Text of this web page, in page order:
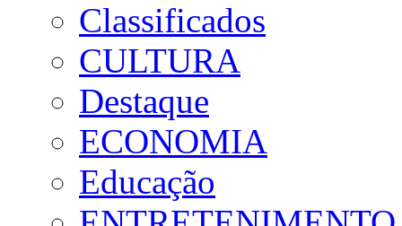
Classificados
CULTURA
Destaque
ECONOMIA
Educação